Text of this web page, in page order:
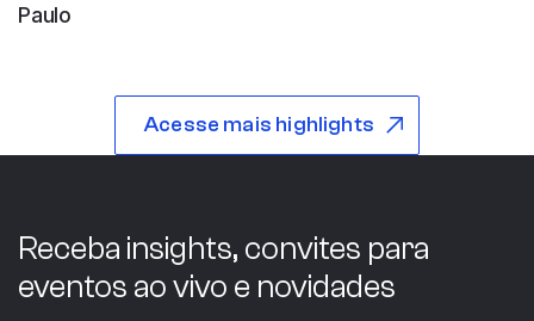
ABC COMPANY
Paulo
Acesse mais highlights
Receba insights, convites para
eventos ao vivo e novidades